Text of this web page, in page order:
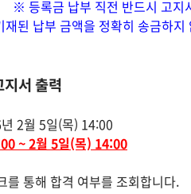
※ 등록금 납부 직전 반드시 고지
재된 납부 금액을 정확히 송금하
지서 출력
2월 5일(목) 14:00
~ 2월 5일(목) 14:00
통해 합격 여부를 조회합니다.